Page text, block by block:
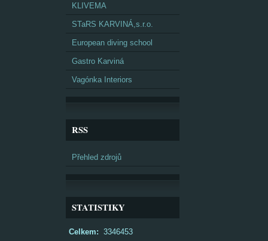
KLIVEMA
STaRS KARVINÁ,s.r.o.
European diving school
Gastro Karviná
Vagónka Interiors
RSS
Přehled zdrojů
STATISTIKY
Celkem: 3346453